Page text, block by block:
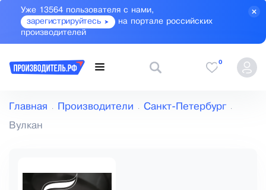
Уже 13564 пользователя с нами,
зарегистрируйтесь
на портале российских
производителей
0
Главная Производители Санкт-Петербург
Вулкан